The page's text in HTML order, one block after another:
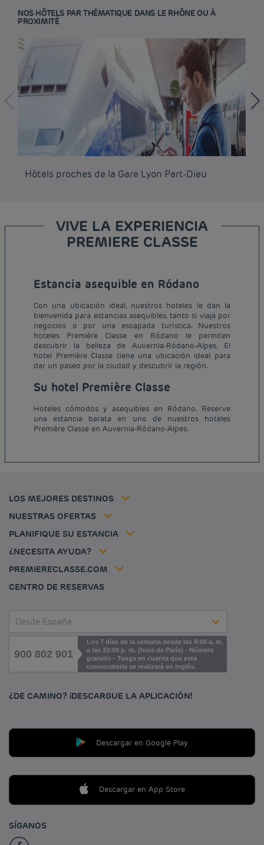
NOS HÔTELS PAR THÉMATIQUE DANS LE RHÔNE OU À
PROXIMITÉ
Hôtels proches de la Gare Lyon Part-Dieu
VIVE LA EXPERIENCIA
PREMIERE CLASSE
Estancia asequible en Ródano
Con una ubicación ideal, nuestros hoteles le dan la
bienvenida para estancias asequibles, tanto si viaja por
negocios o por una escapada turística. Nuestros
hoteles Première Classe en Ródano le permiten
descubrir la belleza de Auvernia-Ródano-Alpes. El
hotel Première Classe tiene una ubicación ideal para
dar un paseo por la ciudad y descubrir la región.
Su hotel Première Classe
Hoteles cómodos y asequibles en Ródano. Reserve
una estancia barata en uno de nuestros hoteles
Première Classe en Auvernia-Ródano-Alpes.
LOS MEJORES DESTINOS
Hoteles baratos París
Hoteles baratos Francia
Hoteles baratos Marsella
Hoteles baratos Burdeos
Hoteles baratos Toulouse
NUESTRAS OFERTAS
Tarifa del miembro
PLANIFIQUE SU ESTANCIA
Mi reserva
Politique animaux de compagnie
¿NECESITA AYUDA?
PREMIERECLASSE.COM
Avisos legales
Términos y Condiciones Generales
Tax policy
Empleo
Jin Jiang International
CENTRO DE RESERVAS
Desde España
900 802 901
Los 7 días de la semana desde las 8:00 a. m.
a las 22:00 p. m. (hora de París) - Número
gratuito - Tenga en cuenta que esta
convocatoria se realizará en inglés.
¿DE CAMINO? ¡DESCARGUE LA APLICACIÓN!
Descargar en Google Play
Descargar en App Store
SÍGANOS